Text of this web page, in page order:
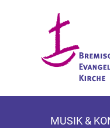
MUSIK &